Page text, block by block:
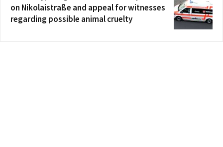
on Nikolaistraße and appeal for witnesses
regarding possible animal cruelty